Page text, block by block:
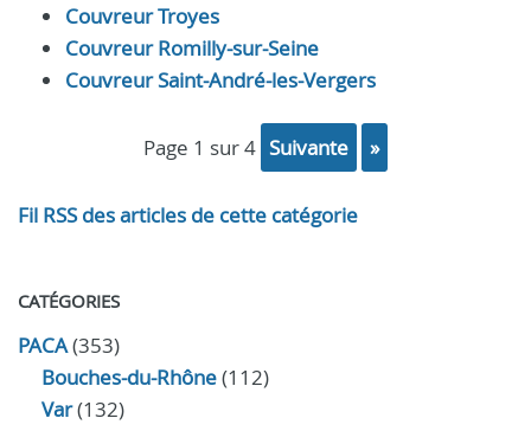
Couvreur Troyes
Couvreur Romilly-sur-Seine
Couvreur Saint-André-les-Vergers
page 1 sur 4 suivante »
Fil RSS des articles de cette catégorie
CATÉGORIES
PACA(353)
Bouches-du-Rhône(112)
Var(132)